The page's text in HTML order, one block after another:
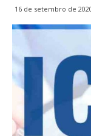
16 de setembro de